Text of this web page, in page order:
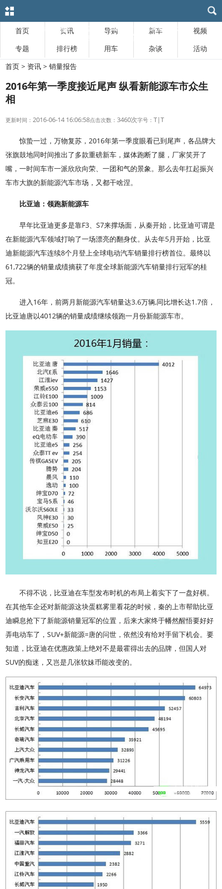
首页 资讯 导购 新车
视频
专题
排行榜 用车 杂谈
活动
首页 > 资讯 > 销量报告
2016年第一季度接近尾声 纵看新能源车市众生
相
更新时间： 2016-06-14 16:06:58点击次数： 3460次字号：T|T
惊蛰一过，万物复苏，2016年第一季度眼看已到尾声，各品牌大
张旗鼓地同时间推出了多款重磅新车，媒体跑断了腿，厂家笑开了
嘴，一时间车市一派欣欣向荣、一团和气的景象。那么去年扛起振兴
车市大旗的新能源汽车市场，又都干啥涅。
比亚迪：领跑新能源车
早年比亚迪更多是靠F3、S7来撑场面，从秦开始，比亚迪可谓是
在新能源汽车领域打响了一场漂亮的翻身仗。从去年5月开始，比亚
迪新能源汽车连续8个月登上全球电动汽车销量排行榜首位。最终以
61,722辆的销量成绩摘获了年度全球新能源汽车销量排行冠军的桂
冠。
进入16年，前两月新能源汽车销量达3.6万辆,同比增长达1.7倍，
比亚迪唐以4012辆的销量成绩继续领跑一月份新能源车市。
不得不说，比亚迪在车型发布时机的布局上着实下了一盘好棋。
在其他车企还对新能源这块蛋糕雾里看花的时候，秦的上市帮助比亚
迪瞬息抢下了新能源销量冠军的位置，后来大家终于幡然醒悟要好好
弄电动车了，SUV+新能源=唐的问世，依然没有给对手留下机会。要
知道，比亚迪在优惠政策上绝对不是最霍得出去的品牌，但国人对
SUV的痴迷，又岂是几张软妹币能改变的。